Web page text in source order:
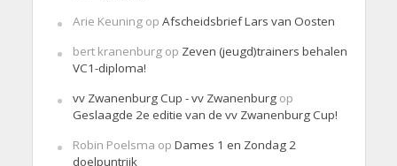
Arie Keuningop Afscheidsbrief Lars van Oosten
bert kranenburgop Zeven (jeugd)trainers behalen
VC1-diploma!
vv Zwanenburg Cup - vv Zwanenburgop
Geslaagde 2e editie van de vv Zwanenburg Cup!
Robin Poelsma op Dames 1 en Zondag 2
doelpuntrijk